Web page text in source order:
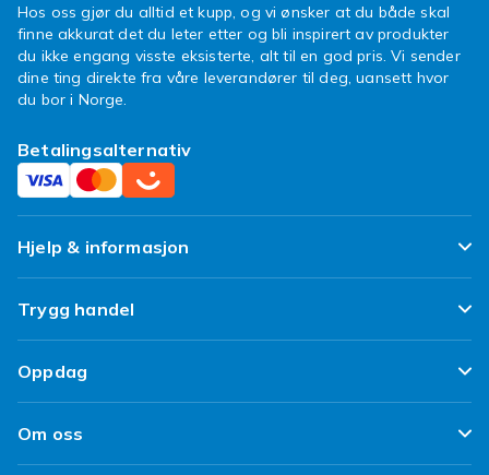
Hos oss gjør du alltid et kupp, og vi ønsker at du både skal
finne akkurat det du leter etter og bli inspirert av produkter
du ikke engang visste eksisterte, alt til en god pris. Vi sender
dine ting direkte fra våre leverandører til deg, uansett hvor
du bor i Norge.
Betalingsalternativ
Hjelp & informasjon
Ofte stilte spørsmål
Spor pakken min
Angre & returner her
Leverering
Trygg handel
Fornøyd kunde-løfte
Kundeanmeldelser
Oppdag
Design dine egne klær
Design ditt eget mobildeksel
Om oss